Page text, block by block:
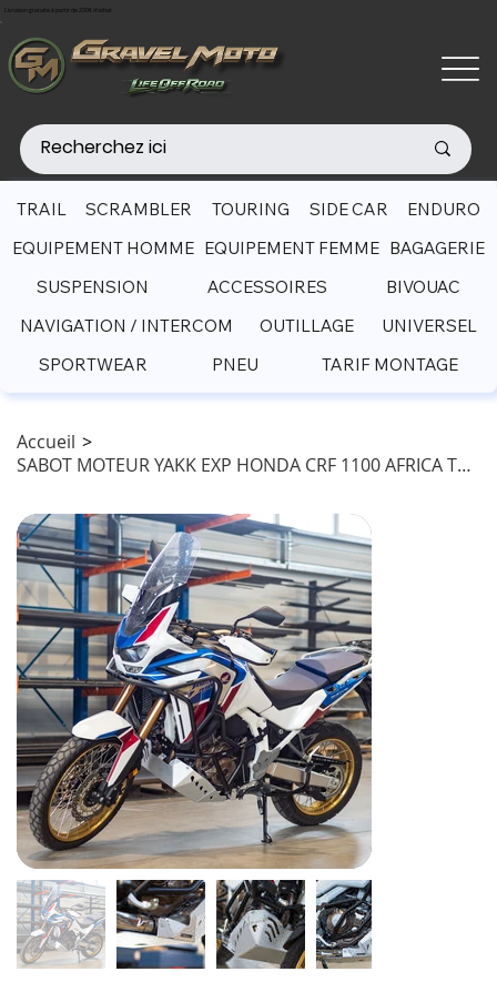
Livraison gratuite à partir de 200€ d'achat
Accueil >
SABOT MOTEUR YAKK EXP HONDA CRF 1100 AFRICA TWIN (2020-2023)
TRAIL SCRAMBLER TOURING SIDE CAR
ENDURO
EQUIPEMENT HOMME EQUIPEMENT FEMME BAGAGERIE
SUSPENSION
ACCESSOIRES
BIVOUAC
NAVIGATION / INTERCOM
OUTILLAGE
UNIVERSEL
SPORTWEAR
PNEU TARIF MONTAGE